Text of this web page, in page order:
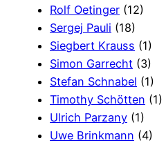
Rolf Oetinger (12)
Sergej Pauli (18)
Siegbert Krauss (1)
Simon Garrecht (3)
Stefan Schnabel (1)
Timothy Schötten (1)
Ulrich Parzany (1)
Uwe Brinkmann (4)